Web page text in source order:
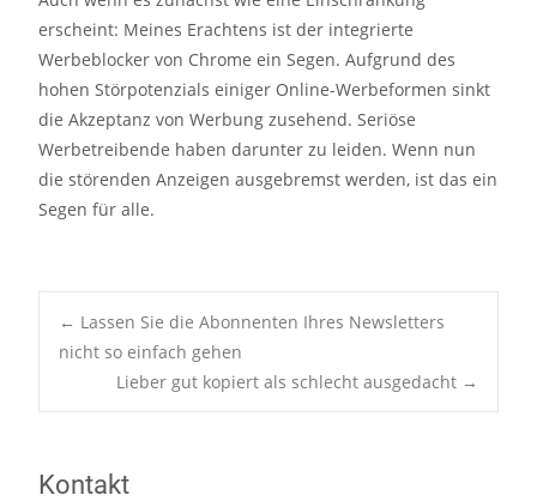
erscheint: Meines Erachtens ist der integrierte
Werbeblocker von Chrome ein Segen. Aufgrund des
hohen Störpotenzials einiger Online-Werbeformen sinkt
die Akzeptanz von Werbung zusehend. Seriöse
Werbetreibende haben darunter zu leiden. Wenn nun
die störenden Anzeigen ausgebremst werden, ist das ein
Segen für alle.
Post navigation
← Lassen Sie die Abonnenten Ihres Newsletters
nicht so einfach gehen
Lieber gut kopiert als schlecht ausgedacht →
Kontakt